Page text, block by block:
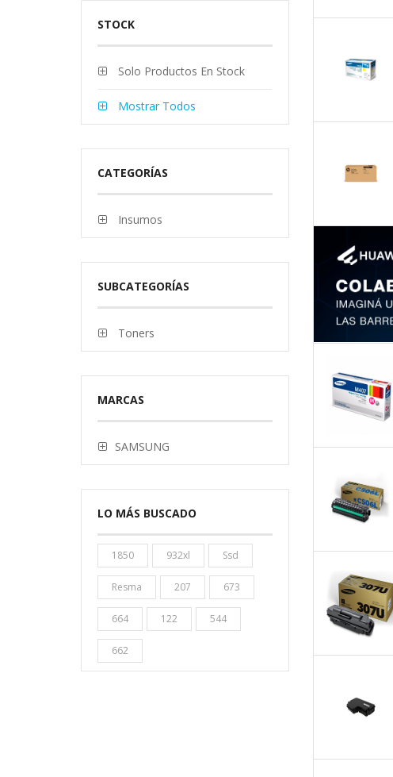
STOCK
Solo Productos En Stock
Mostrar Todos
CATEGORÍAS
Insumos
SUBCATEGORÍAS
Toners
MARCAS
SAMSUNG
LO MÁS BUSCADO
1850 932xl Ssd
Resma 207 673
664 122 544
662